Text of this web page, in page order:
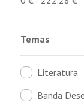
Temas
Literatura
Banda